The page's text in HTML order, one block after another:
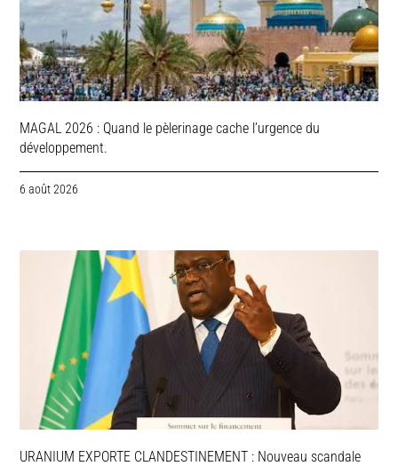
MAGAL 2026 : Quand le pèlerinage cache l’urgence du
développement.
6 août 2026
URANIUM EXPORTE CLANDESTINEMENT : Nouveau scandale